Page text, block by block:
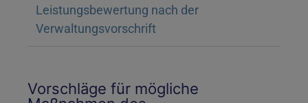
Leistungsbewertung nach der
Verwaltungsvorschrift
Vorschläge für mögliche